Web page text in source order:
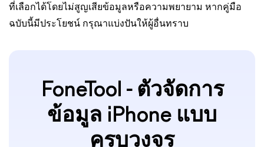
ที่เลือกได้โดยไม่สูญเสียข้อมูลหรือความพยายาม หากคู่มือ
ฉบับนี้มีประโยชน์ กรุณาแบ่งปันให้ผู้อื่นทราบ
FoneTool - ตัวจัดการ
ข้อมูล iPhone แบบ
ครบวงจร